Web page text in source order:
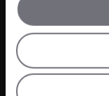
FAQ
Media e
Agenti